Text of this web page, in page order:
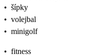
• šípky
• volejbal
• minigolf
• fitness